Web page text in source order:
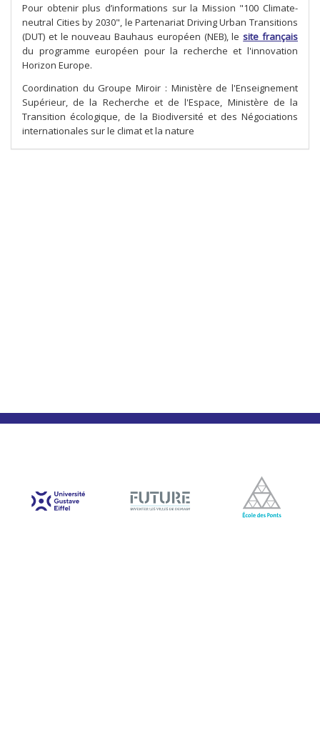
Pour obtenir plus d’informations sur la Mission "100 Climate-
neutral Cities by 2030", le Partenariat Driving Urban Transitions
(DUT) et le nouveau Bauhaus européen (NEB), lesite français
du programme européen pour la recherche et l'innovation
Horizon Europe.
Coordination du Groupe Miroir : Ministère de l'Enseignement
Supérieur, de la Recherche et de l'Espace, Ministère de la
Transition écologique, de la Biodiversité et des Négociations
internationales sur le climat et la nature